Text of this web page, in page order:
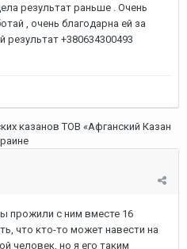
результат раньше . Очень
, очень благодарна ей за
+380634300493
казанов ТОВ «Афганский Казан
прожили с ним вместе 16
что кто-то может навести на
человек, но я его таким